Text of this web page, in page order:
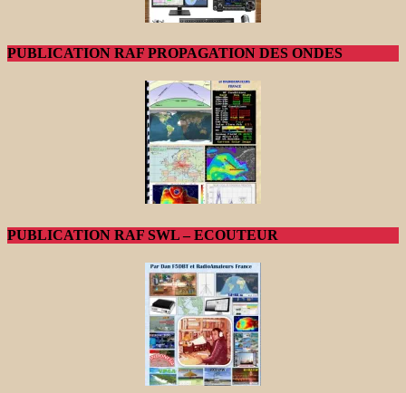
PUBLICATION RAF PROPAGATION DES ONDES
PUBLICATION RAF SWL – ECOUTEUR